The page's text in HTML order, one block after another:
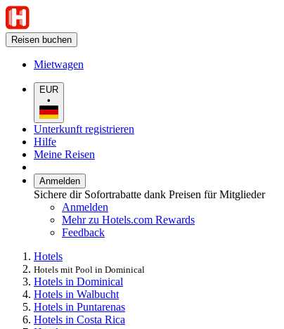
Reisen buchen
Mietwagen
EUR
•
Unterkunft registrieren
Hilfe
Meine Reisen
Anmelden
Sichere dir Sofortrabatte dank Preisen für Mitglieder
Anmelden
Mehr zu Hotels.com Rewards
Feedback
Hotels
Hotels mit Pool in Dominical
Hotels in Dominical
Hotels in Walbucht
Hotels in Puntarenas
Hotels in Costa Rica